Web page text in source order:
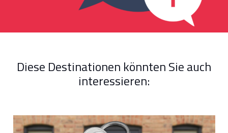
Diese Destinationen könnten Sie auch
interessieren: